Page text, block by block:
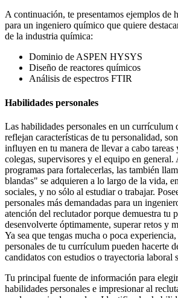
A continuación, te presentamos ejemplos de
para un ingeniero químico que quiere
de la industria química:
Dominio de ASPEN HYSYS
Diseño de reactores químicos
Análisis de espectros FTIR
Habilidades personales
Las habilidades personales en un currículum
reflejan características de tu personalidad,
influyen en tu manera de llevar a cabo tareas
colegas, supervisores y el equipo en general.
programas para fortalecerlas, las también
blandas" se adquieren a lo largo de la vida,
sociales, y no sólo al estudiar o trabajar.
personales más demandadas para un
atención del reclutador porque demuestra tu
desenvolverte óptimamente, superar retos y
Ya sea que tengas mucha o poca
personales de tu currículum pueden hacerte
candidatos con estudios o trayectoria laboral
Tu principal fuente de información para
habilidades personales e impresionar al